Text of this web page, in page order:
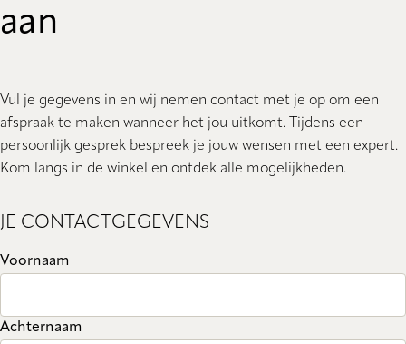
aan
Vul je gegevens in en wij nemen contact met je op om een
afspraak te maken wanneer het jou uitkomt. Tijdens een
persoonlijk gesprek bespreek je jouw wensen met een expert.
Kom langs in de winkel en ontdek alle mogelijkheden.
JE CONTACTGEGEVENS
Voornaam
Achternaam